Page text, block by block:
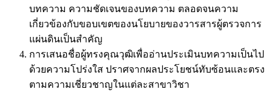
บทความ ความชัดเจนของบทความ ตลอดจนความ
เกี่ยวข้องกับขอบเขตของนโยบายของวารสารผู้ตรวจการ
แผ่นดินเป็นสำคัญ
การเสนอชื่อผู้ทรงคุณวุฒิเพื่ออ่านประเมินบทความเป็นไป
ด้วยความโปร่งใส ปราศจากผลประโยชน์ทับซ้อนและตรง
ตามความเชี่ยวชาญในแต่ละสาขาวิชา